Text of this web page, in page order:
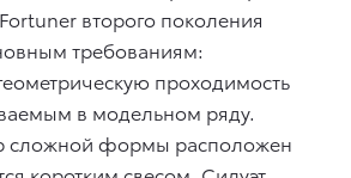
второго поколения
требованиям:
проходимость
в модельном ряду.
сложной формы расположен